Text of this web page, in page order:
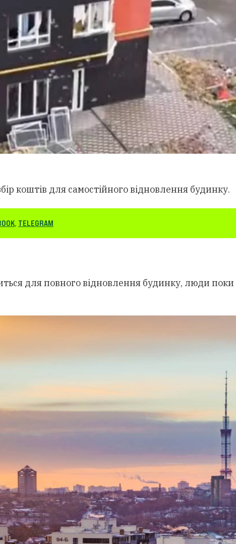
коштів для самостійного відновлення будинку.
, TELEGRAM
для повного відновлення будинку, люди поки